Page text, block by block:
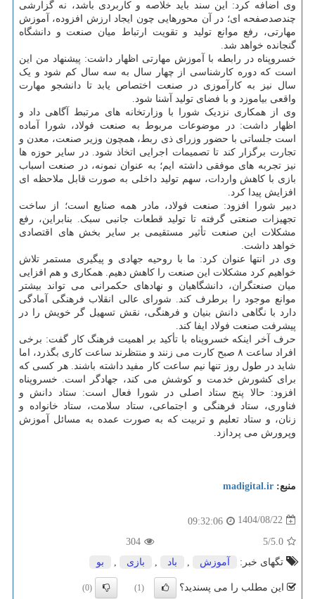
وی اضافه کرد: این سند باید خلاصه و کاربردی باشد، نه گزارشی
چندصدصفحه ای؛ در آن محورهایی چون ایجاد ارزش افزوده، آموزش
مهارتی، رفع موانع تولید و تقویت ارتباط میان صنعت و دانشگاه
گنجانده خواهد شد.
خسروپناه در رابطه با آموزش مهارتی اظهار داشت: پیشنهاد من این
است که دوره کارشناسی از چهار سال به سه سال کم شود و یک
سال نیز به کارآموزی در صنعت اختصاص یابد تا دانشجو مهارت
واقعی بیاموزد و با فضای تولید آشنا شود.
وی از همکاری نزدیک شورا با وزارتخانه های مرتبط آگاهی داد و
اظهار داشت: در موضوعات مربوط به صنعت فولاد، شورا آماده
است جلساتی با حضور وزرای ذی ربط، همچون وزیر صنعت، معدن و
تجارت برگزار کند تا تصمیمات اجرایی اتخاذ شود. در سایر حوزه ها
نیز تجربه های موفقی داشته ایم؛ به عنوان نمونه، در صنعت اسباب
بازی با کاهش واردات، سهم تولید داخلی به صورت قابل ملاحظه ای
افزایش پیدا کرد.
دبیر شورا افزود: صنعت فولاد، مادر همه صنایع است؛ از ساخت
تجهیزات صنعتی گرفته تا تولید قطعات جانبی سبک. بنابراین، رفع
مشکلات این صنعت تأثیر مستقیمی بر سایر بخش های اقتصادی
خواهد داشت.
وی در انتها عنوان کرد: ما با روحیه جهادی و پیگیری مستمر تلاش
خواهیم کرد مشکلات این صنعت را کاهش دهیم. همکاری و هم افزایی
میان صنعتگران، دانشگاهیان و نهادهای حکمرانی می تواند بیشتر
موانع موجود را برطرف کند. شورای عالی انقلاب فرهنگی آمادگی
دارد با نگاهی دانش بنیان و فرهنگی، نقش تسهیل گر خویش را در
پیشرفت صنعت فولاد ایفا کند.
حرف آخر اینکه خسروپناه با تأکید بر اهمیت فرهنگ کار گفت: برخی
افراد ساعت ۸ صبح کارت می زنند و منتظرند ساعت کاری بگذرد، اما
شاید در طول روز تنها نیم ساعت کار مفید داشته باشند. هر کسی که
برای کشورش خدمت و کوشش می کند، جهادگر است. خسروپناه
افزود: حالا پنج ستاد اصلی در شورا فعال است: ستاد دانش و
فناوری، ستاد فرهنگی و اجتماعی، ستاد سلامت، ستاد خانواده و
زنان، و ستاد تعلیم و تربیت که به صورت عمده به مسائل آموزش
وپرورش می پردازد.
منبع: madigital.ir
1404/08/22
09:32:06
5.0
/5
304
تگهای خبر:
آموزش باد بازی بو
این مطلب را می پسندید؟ (1)
(0)